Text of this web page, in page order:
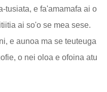
tusiata, e fa'amamafa ai o
ai so'o se mea sese.
e aunoa ma se teuteuga
o nei oloa e ofoina atu